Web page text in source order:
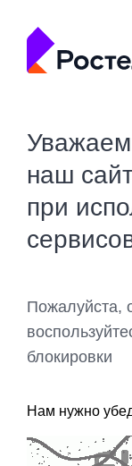
наш
при
Пожалуйста,
блокировки
Нам нужно